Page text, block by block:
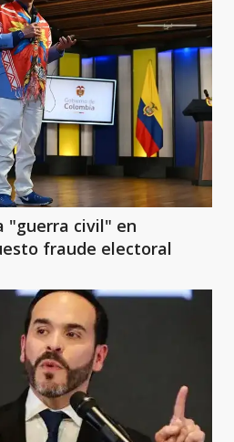
"guerra civil" en
fraude electoral